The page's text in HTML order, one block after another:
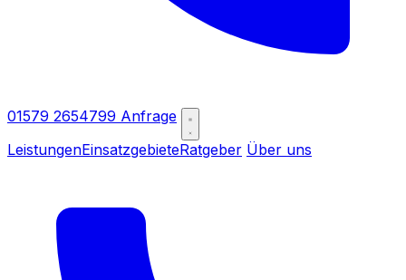
01579 2654799 Anfrage
LeistungenEinsatzgebieteRatgeber Über uns